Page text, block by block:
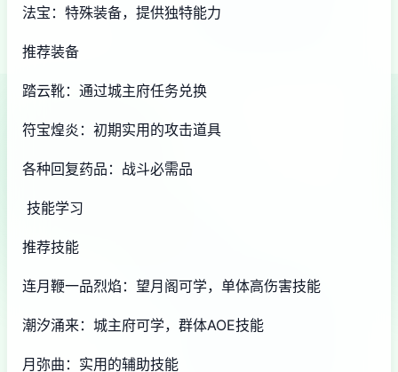
法宝：特殊装备，提供独特能力
推荐装备
踏云靴：通过城主府任务兑换
符宝煌炎：初期实用的攻击道具
各种回复药品：战斗必需品
技能学习
推荐技能
连月鞭一品烈焰：望月阁可学，单体高伤害技能
潮汐涌来：城主府可学，群体AOE技能
月弥曲：实用的辅助技能